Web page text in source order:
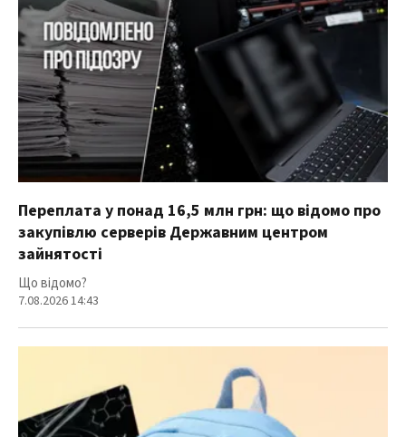
Переплата у понад 16,5 млн грн: що відомо про
закупівлю серверів Державним центром
зайнятості
Що відомо?
7.08.2026 14:43